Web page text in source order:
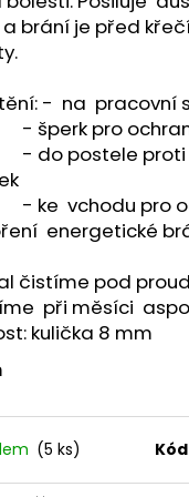
brání je před
- na pracovní
pro
proti
pro
energetické
čistíme pod
při měsíci
kulička 8 mm
(5 ks)
- ZAHRA ARABIA -